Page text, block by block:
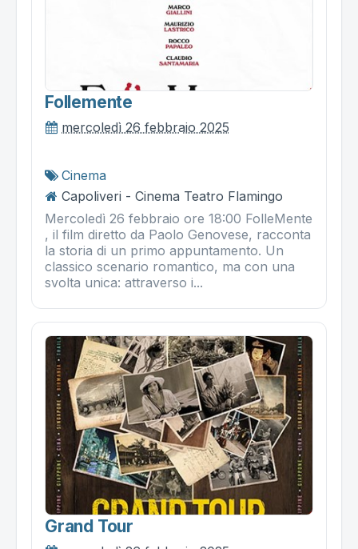
Follemente
mercoledì 26 febbraio 2025
Cinema
Capoliveri - Cinema Teatro Flamingo
Mercoledì 26 febbraio ore 18:00 FolleMente
, il film diretto da Paolo Genovese, racconta
la storia di un primo appuntamento. Un
classico scenario romantico, ma con una
svolta unica: attraverso i...
Grand Tour